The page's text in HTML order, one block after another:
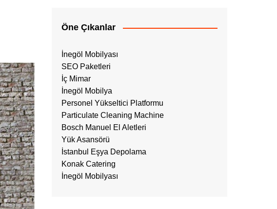
Öne Çıkanlar
İnegöl Mobilyası
SEO Paketleri
İç Mimar
İnegöl Mobilya
Personel Yükseltici Platformu
Particulate Cleaning Machine
Bosch Manuel El Aletleri
Yük Asansörü
İstanbul Eşya Depolama
Konak Catering
İnegöl Mobilyası